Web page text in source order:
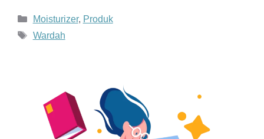
Kategori
Moisturizer, Produk
Tag
Wardah